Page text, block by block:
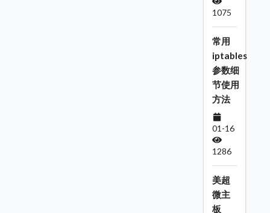
1075
常用
iptables
参数细
节使用
方法
01-16
1286
美超
微主
板